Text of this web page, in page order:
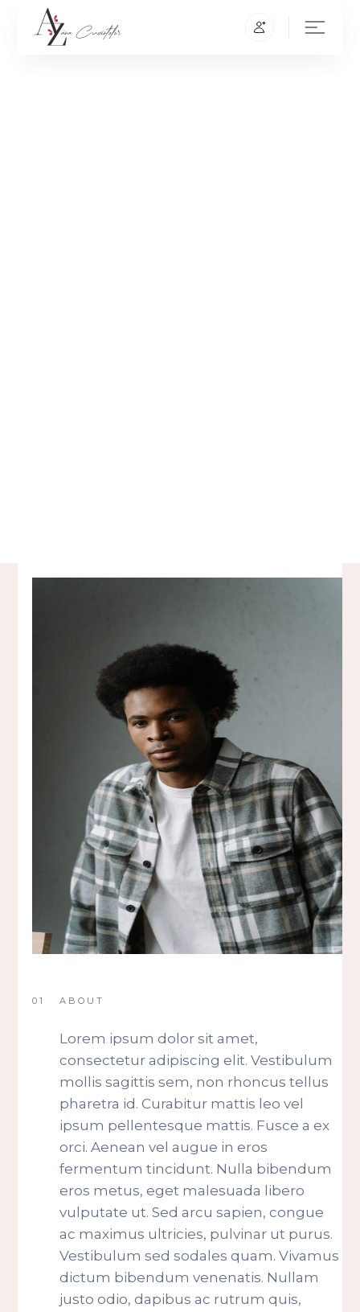
01 ABOUT
Lorem ipsum dolor sit amet,
consectetur adipiscing elit. Vestibulum
mollis sagittis sem, non rhoncus tellus
pharetra id. Curabitur mattis leo vel
ipsum pellentesque mattis. Fusce a ex
orci. Aenean vel augue in eros
fermentum tincidunt. Nulla bibendum
eros metus, eget malesuada libero
vulputate ut. Sed arcu sapien, congue
ac maximus ultricies, pulvinar ut purus.
Vestibulum sed sodales quam. Vivamus
dictum bibendum venenatis. Nullam
justo odio, dapibus ac rutrum quis,